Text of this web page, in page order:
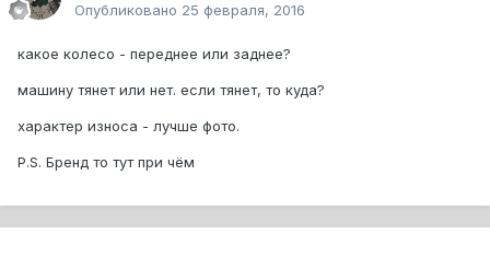
Опубликовано 25 февраля, 2016
какое колесо - переднее или заднее?
машину тянет или нет. если тянет, то куда?
характер износа - лучше фото.
P.S. Бренд то тут при чём